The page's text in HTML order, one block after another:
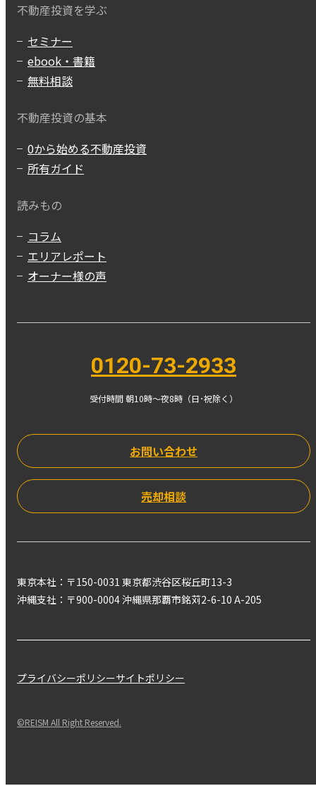
不動産投資を学ぶ
セミナー
ebook・書籍
無料相談
不動産投資の基本
0から始める不動産投資
所有ガイド
読みもの
コラム
エリアレポート
オーナー様の声
0120-73-2933
受付時間 朝10時〜夜8時（日･祝除く）
お問い合わせ
売却相談
東京本社：〒150-0031 東京都渋谷区桜丘町13-3
沖縄支社：〒900-0004 沖縄県那覇市銘苅2-6-10 A-205
プライバシーポリシーサイトポリシー
©REISM All Right Reserved.